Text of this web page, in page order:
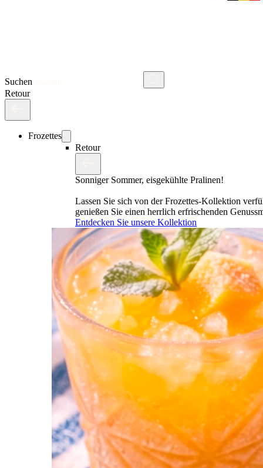
Suchen
Retour
Frozettes
Retour
Sonniger Sommer, eisgekühlte Pralinen!
Lassen Sie sich von der Frozettes-Kollektion
genießen Sie einen herrlich erfrischenden
Entdecken Sie unsere Kollektion